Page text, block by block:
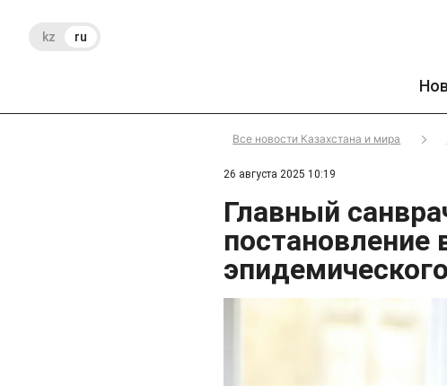
kz ru
Все новости Казахстана и мира
26 августа 2025 10:19
Главный
постановление